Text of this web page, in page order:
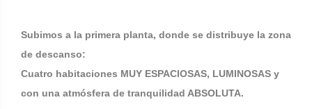
Subimos a la primera planta, donde se distribuye la zona
de descanso:
Cuatro habitaciones MUY ESPACIOSAS, LUMINOSAS y
con una atmósfera de tranquilidad ABSOLUTA.